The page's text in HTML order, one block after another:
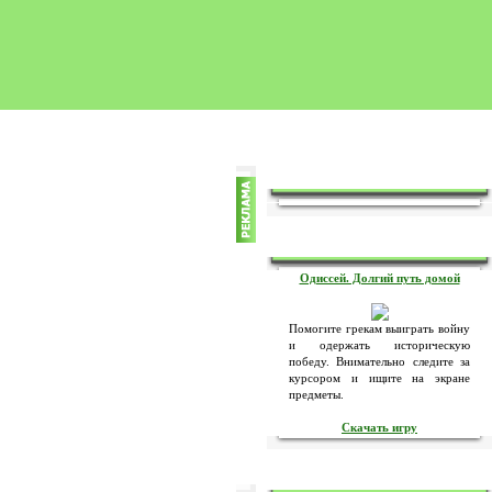
Одиссей. Долгий путь домой
Помогите грекам выиграть войну
и одержать историческую
победу. Внимательно следите за
курсором и ищите на экране
предметы.
Скачать игру